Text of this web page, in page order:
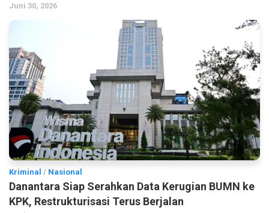
Juni 30, 2026
Kriminal / Nasional
Danantara Siap Serahkan Data Kerugian BUMN ke
KPK, Restrukturisasi Terus Berjalan